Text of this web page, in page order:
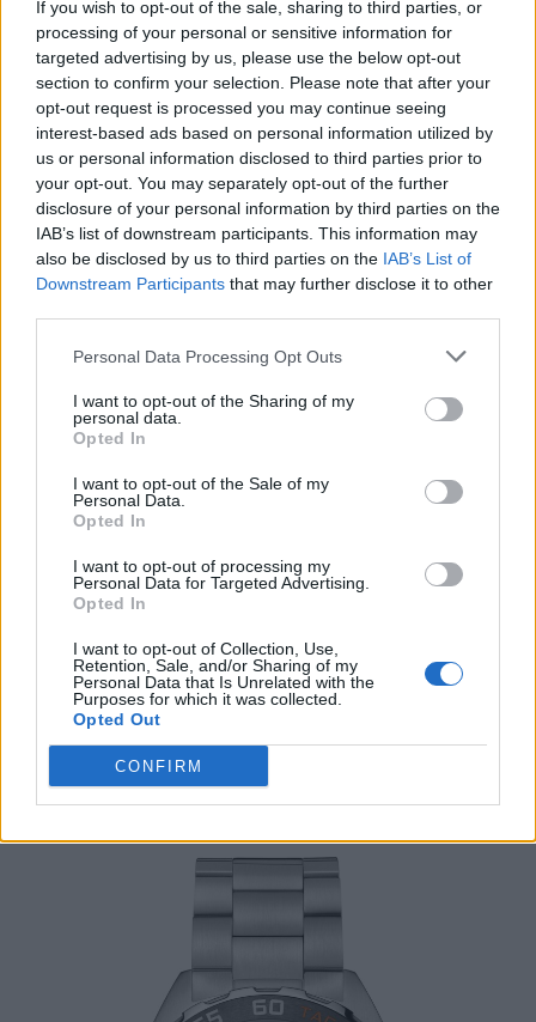
If you wish to opt-out of the sale, sharing to third parties, or
processing of your personal or sensitive information for
targeted advertising by us, please use the below opt-out
section to confirm your selection. Please note that after your
opt-out request is processed you may continue seeing
interest-based ads based on personal information utilized by
us or personal information disclosed to third parties prior to
your opt-out. You may separately opt-out of the further
disclosure of your personal information by third parties on the
IAB’s list of downstream participants. This information may
also be disclosed by us to third parties on the IAB’s List of
Downstream Participants that may further disclose it to other
Personal Data Processing Opt Outs
I want to opt-out of the Sharing of my
personal data.
Opted In
I want to opt-out of the Sale of my
Personal Data.
Opted In
I want to opt-out of processing my
Personal Data for Targeted Advertising.
Opted In
I want to opt-out of Collection, Use,
Retention, Sale, and/or Sharing of my
Personal Data that Is Unrelated with the
Purposes for which it was collected.
Opted Out
CONFIRM
Οι νέοι χρωματισμοί περιλαμβάνουν ένα
ζωηρό κίτρινο και ένα λαμπερό πορτοκαλί, ένα
χρώμα που για πάνω από πενήντα χρόνια
βρίσκεται στο DNA της TAG Heuer. Ήδη από το
1970, ο Jack Heuer είχε παρουσιάσει ένα
δείκτη και τις ενδείξεις. Ήταν μια τολμηρή
επιλογή που τού έδωσε το παρατσούκλι
«Orange Boy». Έτσι, όταν το 1986 λανσαρίστηκε
η συλλογή TAG Heuer Formula 1, το χρώμα
αυτό έβρισκε κι εκεί τη θέση του.